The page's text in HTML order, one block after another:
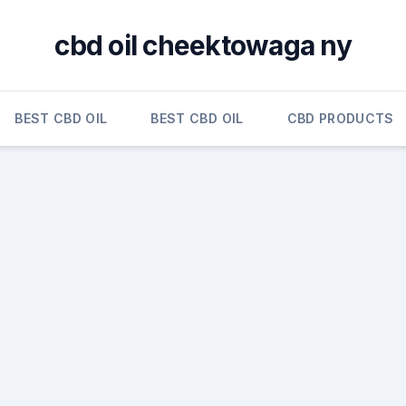
cbd oil cheektowaga ny
BEST CBD OIL BEST CBD OIL CBD PRODUCTS